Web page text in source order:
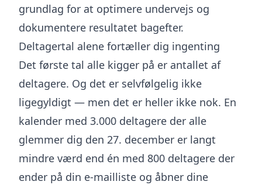
grundlag for at optimere undervejs og
dokumentere resultatet bagefter.
Deltagertal alene fortæller dig ingenting
Det første tal alle kigger på er antallet af
deltagere. Og det er selvfølgelig ikke
ligegyldigt — men det er heller ikke nok. En
kalender med 3.000 deltagere der alle
glemmer dig den 27. december er langt
mindre værd end én med 800 deltagere der
ender på din e-mailliste og åbner dine